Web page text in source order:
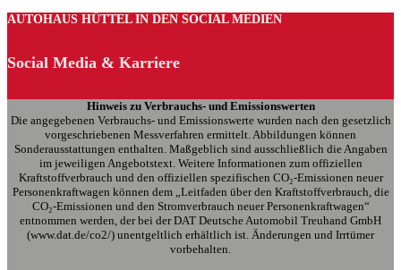
AUTOHAUS HÜTTEL IN DEN SOCIAL MEDIEN
Social Media & Karriere
Hinweis zu Verbrauchs- und Emissionswerten
Die angegebenen Verbrauchs- und Emissionswerte wurden nach den gesetzlich
vorgeschriebenen Messverfahren ermittelt. Abbildungen können
Sonderausstattungen enthalten. Maßgeblich sind ausschließlich die Angaben
im jeweiligen Angebotstext. Weitere Informationen zum offiziellen
Kraftstoffverbrauch und den offiziellen spezifischen CO₂-Emissionen neuer
Personenkraftwagen können dem „Leitfaden über den Kraftstoffverbrauch, die
CO₂-Emissionen und den Stromverbrauch neuer Personenkraftwagen“
entnommen werden, der bei der DAT Deutsche Automobil Treuhand GmbH
(www.dat.de/co2/) unentgeltlich erhältlich ist. Änderungen und Irrtümer
vorbehalten.